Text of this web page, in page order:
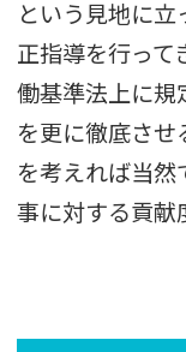
という見地に
正指導を行って
働基準法上に規
を更に徹底さ
を考えれば当
事に対する貢献